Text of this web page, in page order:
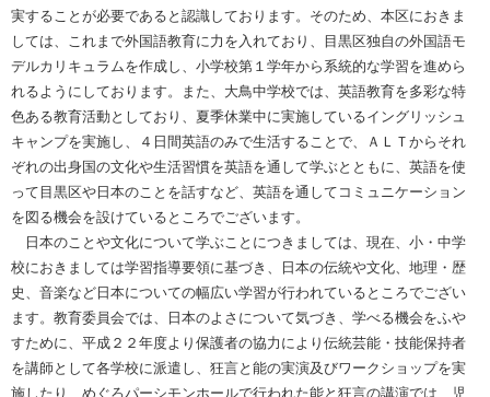
実することが必要であると認識しております。そのため、本区におきま
しては、これまで外国語教育に力を入れており、目黒区独自の外国語モ
デルカリキュラムを作成し、小学校第１学年から系統的な学習を進めら
れるようにしております。また、大鳥中学校では、英語教育を多彩な特
色ある教育活動としており、夏季休業中に実施しているイングリッシュ
キャンプを実施し、４日間英語のみで生活することで、ＡＬＴからそれ
ぞれの出身国の文化や生活習慣を英語を通して学ぶとともに、英語を使
って目黒区や日本のことを話すなど、英語を通してコミュニケーション
を図る機会を設けているところでございます。
日本のことや文化について学ぶことにつきましては、現在、小・中学
校におきましては学習指導要領に基づき、日本の伝統や文化、地理・歴
史、音楽など日本についての幅広い学習が行われているところでござい
ます。教育委員会では、日本のよさについて気づき、学べる機会をふや
すために、平成２２年度より保護者の協力により伝統芸能・技能保持者
を講師として各学校に派遣し、狂言と能の実演及びワークショップを実
施したり、めぐろパーシモンホールで行われた能と狂言の講演では、児